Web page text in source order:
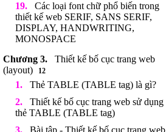
Các loại font chữ phổ biến trong
thiết kế web SERIF, SANS SERIF,
DISPLAY, HANDWRITING,
MONOSPACE
Thiết kế bố cục trang web
(layout)
12
Thẻ TABLE (TABLE tag) là gì?
Thiết kế bố cục trang web sử dụng
thẻ TABLE (TABLE tag)
Bài tập - Thiết kế bố cục trang web